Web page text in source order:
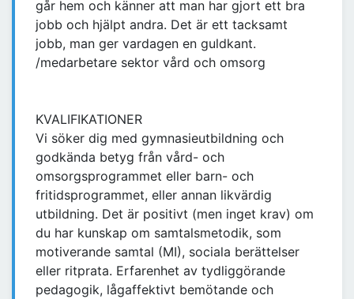
går hem och känner att man har gjort ett bra
jobb och hjälpt andra. Det är ett tacksamt
jobb, man ger vardagen en guldkant.
/medarbetare sektor vård och omsorg
KVALIFIKATIONER
Vi söker dig med gymnasieutbildning och
godkända betyg från vård- och
omsorgsprogrammet eller barn- och
fritidsprogrammet, eller annan likvärdig
utbildning. Det är positivt (men inget krav) om
du har kunskap om samtalsmetodik, som
motiverande samtal (MI), sociala berättelser
eller ritprata. Erfarenhet av tydliggörande
pedagogik, lågaffektivt bemötande och